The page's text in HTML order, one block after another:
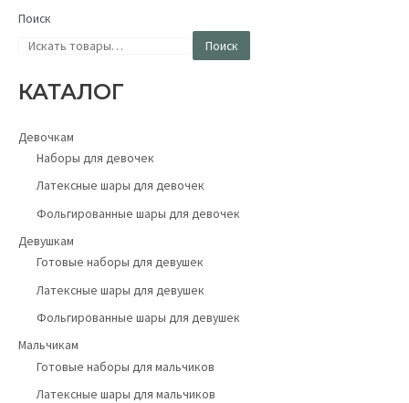
Поиск
Поиск
КАТАЛОГ
Девочкам
Наборы для девочек
Латексные шары для девочек
Фольгированные шары для девочек
Девушкам
Готовые наборы для девушек
Латексные шары для девушек
Фольгированные шары для девушек
Мальчикам
Готовые наборы для мальчиков
Латексные шары для мальчиков